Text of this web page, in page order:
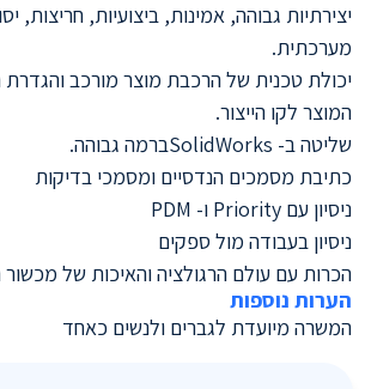
יצירתיות גבוהה, אמינות, ביצועיות, חריצות,
מערכתית.
יכולת טכנית של הרכבת מוצר מורכב
המוצר לקו הייצור.
שליטה ב- SolidWorksברמה גבוהה.
כתיבת מסמכים הנדסיים ומסמכי בדיקות
ניסיון עם Priority ו- PDM
­­­ניסיון בעבודה מול ספקים
הכרות עם עולם הרגולציה והאיכות של מכשור
הערות נוספות
המשרה מיועדת לגברים ולנשים כאחד